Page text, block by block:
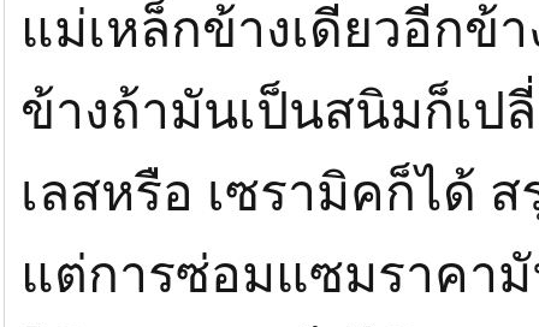
แม่เหล็กข้างเดียวอีกข้
ข้างถ้ามันเป็นสนิมก็เป
เลสหรือ เซรามิคก็ได้
แต่การซ่อมแซมราคา